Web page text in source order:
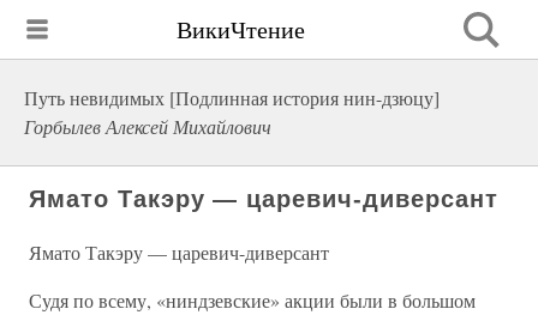
ВикиЧтение
Путь невидимых [Подлинная история нин-дзюцу]
Горбылев Алексей Михайлович
Ямато Такэру — царевич-диверсант
Ямато Такэру — царевич-диверсант
Судя по всему, «ниндзевские» акции были в большом